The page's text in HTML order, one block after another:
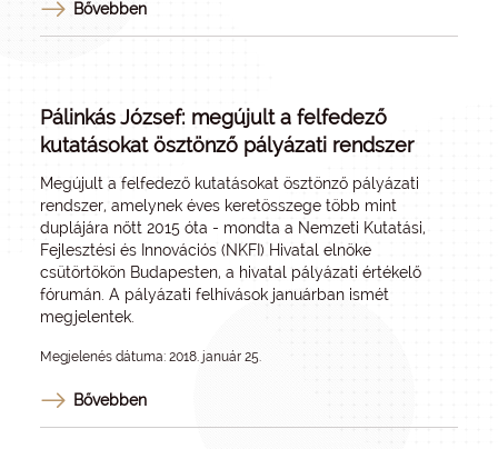
Bővebben
Pálinkás József: megújult a felfedező
kutatásokat ösztönző pályázati rendszer
Megújult a felfedező kutatásokat ösztönző pályázati
rendszer, amelynek éves keretösszege több mint
duplájára nőtt 2015 óta - mondta a Nemzeti Kutatási,
Fejlesztési és Innovációs (NKFI) Hivatal elnöke
csütörtökön Budapesten, a hivatal pályázati értékelő
fórumán. A pályázati felhívások januárban ismét
megjelentek.
Megjelenés dátuma: 2018. január 25.
Bővebben